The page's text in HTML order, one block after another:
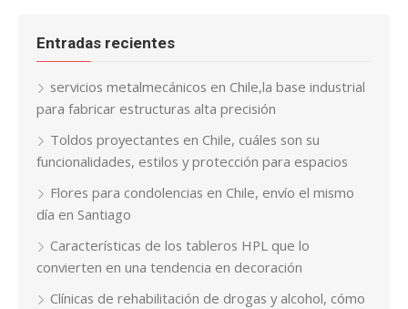
Entradas recientes
servicios metalmecánicos en Chile,la base industrial
para fabricar estructuras alta precisión
Toldos proyectantes en Chile, cuáles son su
funcionalidades, estilos y protección para espacios
Flores para condolencias en Chile, envío el mismo
día en Santiago
Características de los tableros HPL que lo
convierten en una tendencia en decoración
Clínicas de rehabilitación de drogas y alcohol, cómo